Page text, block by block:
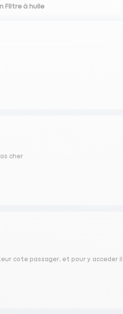
Filtre à huile
cher
cote passager, et pour y